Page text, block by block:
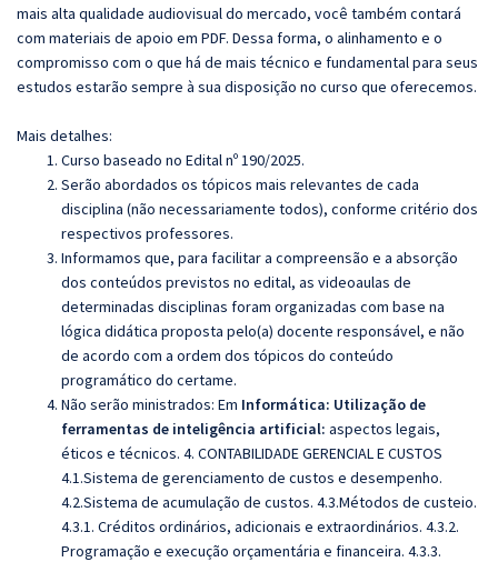
mais alta qualidade audiovisual do mercado, você também contará
com materiais de apoio em PDF. Dessa forma, o alinhamento e o
compromisso com o que há de mais técnico e fundamental para seus
estudos estarão sempre à sua disposição no curso que oferecemos.
Mais detalhes:
Curso baseado no Edital nº 190/2025.
Serão abordados os tópicos mais relevantes de cada
disciplina (não necessariamente todos), conforme critério dos
respectivos professores.
Informamos que, para facilitar a compreensão e a absorção
dos conteúdos previstos no edital, as videoaulas de
determinadas disciplinas foram organizadas com base na
lógica didática proposta pelo(a) docente responsável, e não
de acordo com a ordem dos tópicos do conteúdo
programático do certame.
Não serão ministrados: Em Informática: Utilização de
ferramentas de inteligência artificial: aspectos legais,
éticos e técnicos. 4. CONTABILIDADE GERENCIAL E CUSTOS
4.1.Sistema de gerenciamento de custos e desempenho.
4.2.Sistema de acumulação de custos. 4.3.Métodos de custeio.
4.3.1. Créditos ordinários, adicionais e extraordinários. 4.3.2.
Programação e execução orçamentária e financeira. 4.3.3.